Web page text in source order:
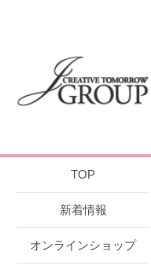
TOP
新着情報
オンラインショップ